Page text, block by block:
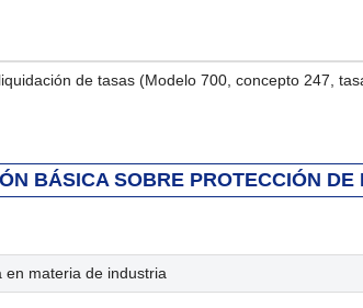
Listado de documentos a aportar
de tasas (Modelo 700, concepto 247,
BÁSICA SOBRE PROTECCIÓN
en materia de industria